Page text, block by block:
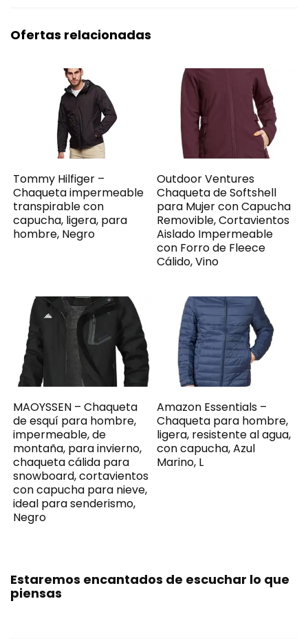
Ofertas relacionadas
Tommy Hilfiger –
Chaqueta impermeable
transpirable con
capucha, ligera, para
hombre, Negro
Outdoor Ventures
Chaqueta de Softshell
para Mujer con Capucha
Removible, Cortavientos
Aislado Impermeable
con Forro de Fleece
Cálido, Vino
MAOYSSEN – Chaqueta
de esquí para hombre,
impermeable, de
montaña, para invierno,
chaqueta cálida para
snowboard, cortavientos
con capucha para nieve,
ideal para senderismo,
Negro
Amazon Essentials –
Chaqueta para hombre,
ligera, resistente al agua,
con capucha, Azul
Marino, L
Estaremos encantados de escuchar lo que
piensas